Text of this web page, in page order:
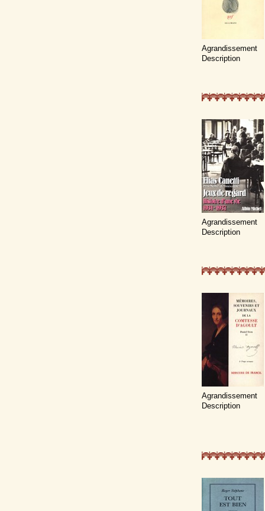
Agrandissement
Description
Agrandissement
Description
Agrandissement
Description